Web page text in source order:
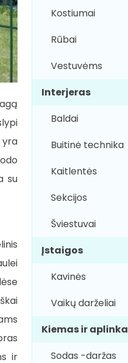
yra
su
ir
Kostiumai
Rūbai
Vestuvėms
Interjeras
Baldai
Buitinė technika
Kaitlentės
Sekcijos
Šviestuvai
Įstaigos
Kavinės
Vaikų darželiai
Kiemas ir aplinka
Sodas -daržas